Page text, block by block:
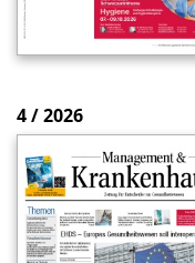
4 / 2026